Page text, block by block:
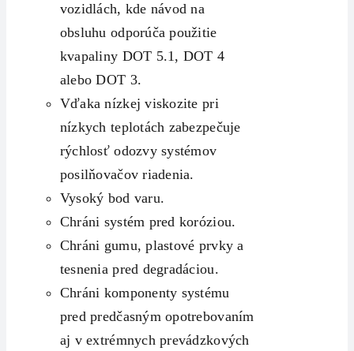
vozidlách, kde návod na
obsluhu odporúča použitie
kvapaliny DOT 5.1, DOT 4
alebo DOT 3.
Vďaka nízkej viskozite pri
nízkych teplotách zabezpečuje
rýchlosť odozvy systémov
posilňovačov riadenia.
Vysoký bod varu.
Chráni systém pred koróziou.
Chráni gumu, plastové prvky a
tesnenia pred degradáciou.
Chráni komponenty systému
pred predčasným opotrebovaním
aj v extrémnych prevádzkových